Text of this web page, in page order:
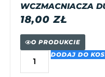
WCZMACNIACZA
18,00ZŁ
O PRODUKCIE
DODAJ DO